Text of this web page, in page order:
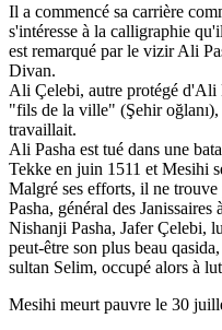
Il a commencé sa carrière
s'intéresse à la calligraphie
est remarqué par le vizir Ali
Divan.
Ali Çelebi, autre protégé d'Ali
"fils de la ville" (Şehir
travaillait.
Ali Pasha est tué dans une
Tekke en juin 1511 et Mesihi
Malgré ses efforts, il ne
Pasha, général des
Nishanji Pasha, JaferÇelebi,
peut-être son plus beau
sultan Selim, occupé alors à
Mesihi meurt pauvre le 30